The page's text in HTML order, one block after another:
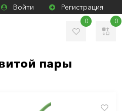
Войти Регистрация
0 0
пары